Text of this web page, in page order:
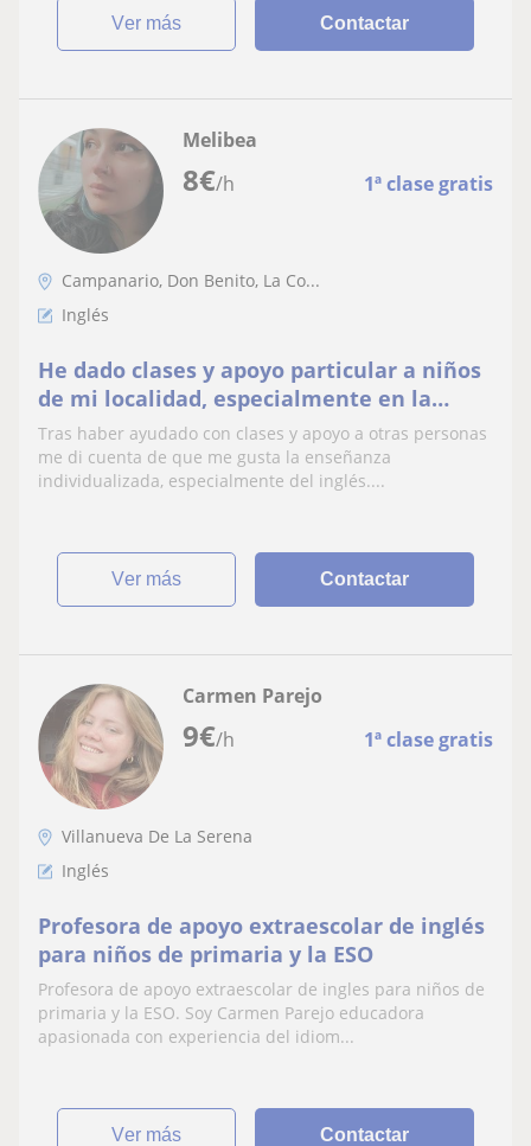
ver más Contactar
8€/h 1ª clase gratis
Melibea
Campanario, Don Benito, La Co...
Inglés
He dado clases y apoyo particular a niños
de mi localidad, especialmente en la
materia de inglés. Domino fluidez en
conversación
Tras haber ayudado con clases y apoyo a otras personas
me di cuenta de que me gusta la enseñanza
individualizada, especialmente del inglés....
ver más Contactar
9€/h 1ª clase gratis
Carmen Parejo
Villanueva De La Serena
Inglés
Profesora de apoyo extraescolar de inglés
para niños de primaria y la ESO
Profesora de apoyo extraescolar de ingles para niños de
primaria y la ESO. Soy Carmen Parejo educadora
apasionada con experiencia del idiom...
ver más Contactar